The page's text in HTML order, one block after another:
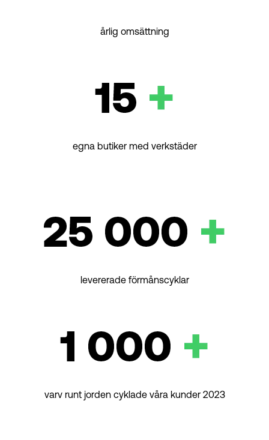
årlig omsättning
egna butiker med verkstäder
levererade förmånscyklar
varv runt jorden cyklade våra kunder 2023